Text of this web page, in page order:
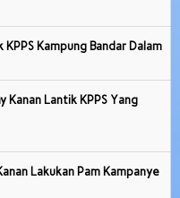
Kampung Bandar Dalam
Kanan Lantik KPPS Yang
Lakukan Pam Kampanye